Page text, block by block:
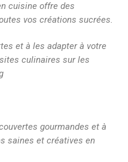
cuisine offre des
vos créations sucrées.
et à les adapter à votre
culinaires sur les
gourmandes et à
saines et créatives en